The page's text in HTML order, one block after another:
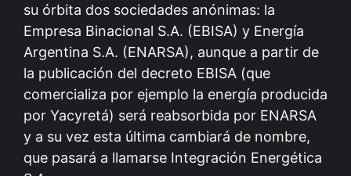
su órbita dos sociedades anónimas: la
Empresa Binacional S.A. (EBISA) y Energía
Argentina S.A. (ENARSA), aunque a partir de
la publicación del decreto EBISA (que
comercializa por ejemplo la energía producida
por Yacyretá) será reabsorbida por ENARSA
y a su vez esta última cambiará de nombre,
que pasará a llamarse Integración Energética